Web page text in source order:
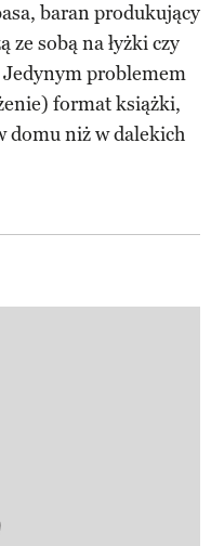
baran produkujący
ze sobą na łyżki czy
problemem
format książki,
domu niż w dalekich